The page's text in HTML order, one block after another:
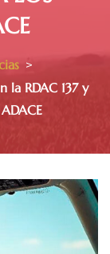
>
la RDAC 137 y